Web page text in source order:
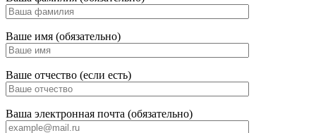
Ваше имя (обязательно)
Ваше отчество (если есть)
Ваша электронная почта (обязательно)